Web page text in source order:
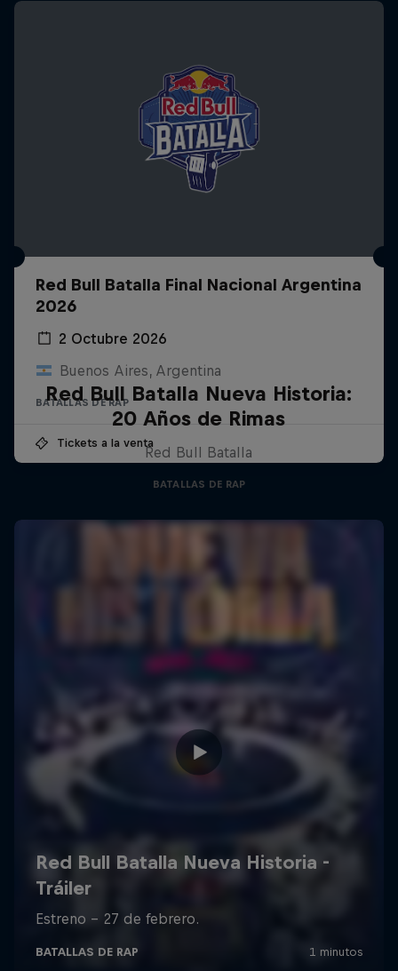
Red Bull Batalla Final Nacional Argentina
2026
2 Octubre 2026
Buenos Aires, Argentina
BATALLAS DE RAP
Tickets a la venta
Red Bull Batalla Nueva Historia:
20 Años de Rimas
Red Bull Batalla
BATALLAS DE RAP